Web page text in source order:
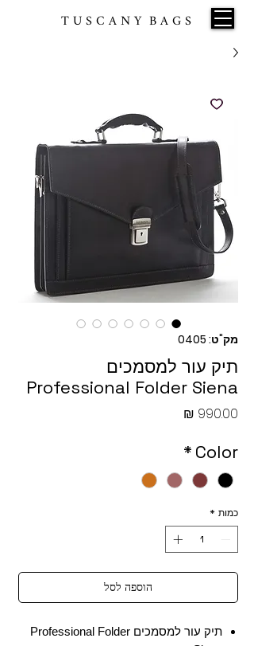
T U S C A N Y B A G S
מק"ט: 0405
תיק עור למסמכים
Professional Folder Siena
Color
*
כמות *
הוספה לסל
תיק עור למסמכים Professional Folder